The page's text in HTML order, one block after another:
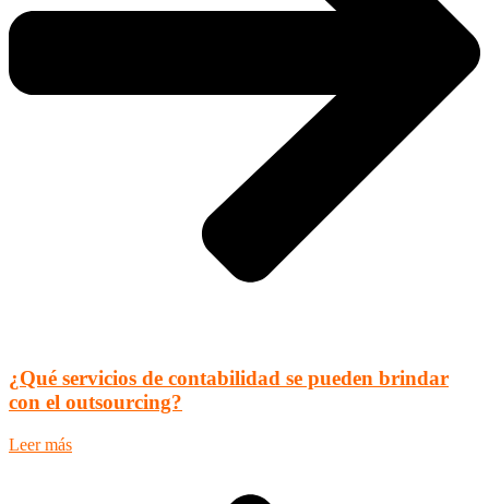
¿Qué servicios de contabilidad se pueden brindar
con el outsourcing?
Leer más